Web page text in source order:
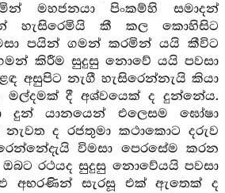
මහජනයා පිංකම්හි සමාදන්
හැසිරෙමියි කී කල කොහිසිට
පයින් ගමන් කරමින් යයි කීවිට
කිරීම සුදුසු නොවේ යයි පවසා
අසුපිට නැගී හැසිරෙන්නැයි කියා
මල්දමක් දී අශ්වයෙක් ද දුන්නේය.
දුන් යානයෙන් එලෙසම ඝෝෂා
ද රජතුමා කථාකොට දරුව
විමසා පෙරසේම කරන
රථයද සුදුසු නොවේයයි පවසා
අභරණින් සැරසූ එක් ඇතෙක් ද